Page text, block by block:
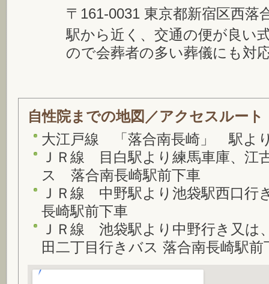
〒161-0031 東京都新宿区西落
駅から近く、交通の便が良い
ので会葬者の多い葬儀にも対
自性院までの地図／アクセスルート
大江戸線 「落合南長崎」 駅よ
ＪＲ線 目白駅より練馬車庫、江
ス 落合南長崎駅前下車
ＪＲ線 中野駅より池袋駅西口
長崎駅前下車
ＪＲ線 池袋駅より中野行き又は
田二丁目行きバス 落合南長崎駅前